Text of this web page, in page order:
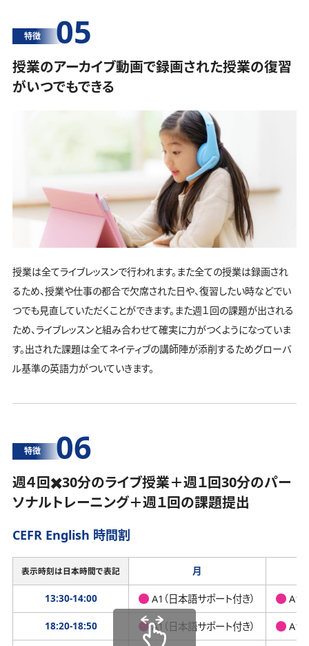
特徴 05
授業のアーカイブ動画で録画された授業の復習
がいつでもできる
授業は全てライブレッスンで行われます。また全ての授業は録画され
るため、授業や仕事の都合で欠席された日や、復習したい時などでい
つでも見直していただくことができます。また週１回の課題が出される
ため、ライブレッスンと組み合わせて確実に力がつくようになっていま
す。出された課題は全てネイティブの講師陣が添削するためグローバ
ル基準の英語力がついていきます。
特徴 06
週４回✖️30分のライブ授業＋週１回30分のパー
ソナルトレーニング＋週１回の課題提出
CEFR English 時間割
表示時刻は日本時間で表記 月
13:30-14:00 A1（日本語サポート付き） A1
18:20-18:50 A1（日本語サポート付き） A1